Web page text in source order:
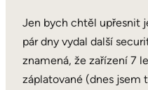
Jen bych chtěl upřesnit
pár dny vydal další
znamená, že zařízení 7
záplatované (dnes jsem